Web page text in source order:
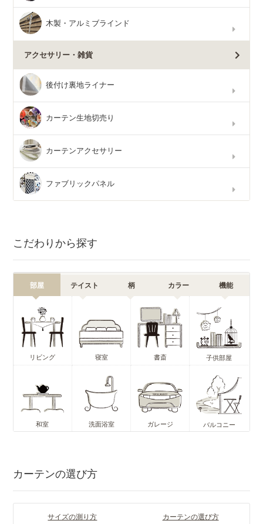
木製・アルミブラインド
アクセサリー・雑貨
後付け裏地ライナー
カーテン生地切売り
カーテンアクセサリー
ファブリックパネル
こだわりから探す
部屋 テイスト 柄 カラー 機能
リビング 寝室 書斎 子供部屋
和室 洗面浴室 ガレージ バルコニー
カーテンの選び方
サイズの測り方 カーテンの選び方